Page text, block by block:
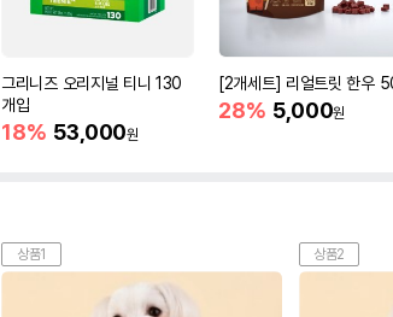
그리니즈 오리지널 티니 130
개입
18% 53,000원
[2개세트] 리얼트릿 한우
28% 5,000원
상품1 상품2